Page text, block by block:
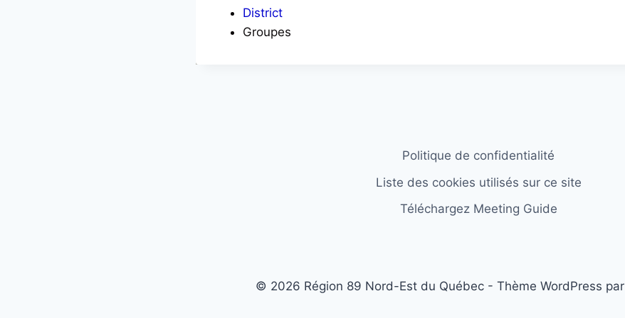
District
Groupes
Politique de confidentialité
Liste des cookies utilisés sur ce site
Téléchargez Meeting Guide
© 2026 Région 89 Nord-Est du Québec - Thème WordPress par